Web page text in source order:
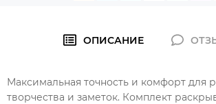
ОПИСАНИЕ
Максимальная точность и комфорт для
творчества и заметок. Комплект